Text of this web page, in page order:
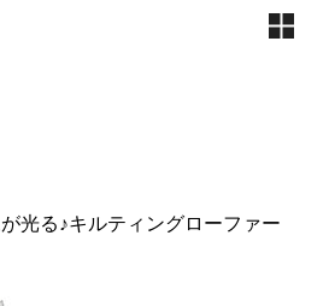
光る♪キルティングローファー